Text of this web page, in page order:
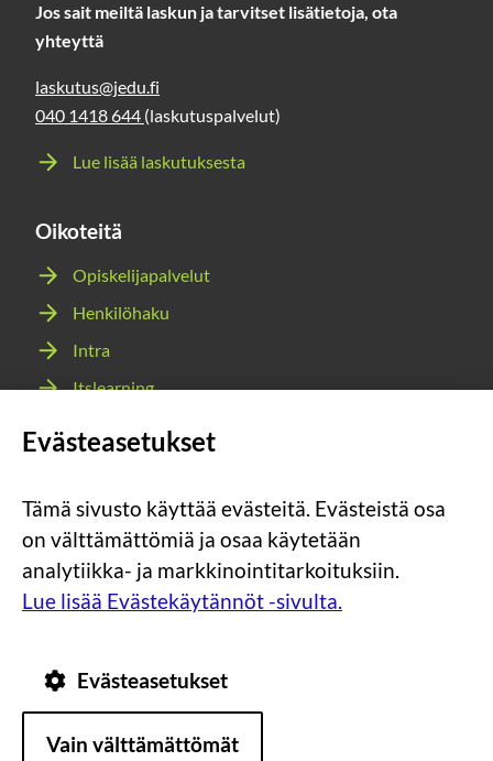
Jos sait meiltä laskun ja tarvitset lisätietoja, ota
yhteyttä
laskutus@jedu.fi
040 1418 644 (laskutuspalvelut)
Lue lisää laskutuksesta
Oikoteitä
Opiskelijapalvelut
Henkilöhaku
Intra
Itslearning
Sosiaalinen
media:
instagram
Sosiaalinen
media:
facebook
Sosiaalinen
media:
youtube
Sosiaalinen
media:
snapchat
Tietosuoja
Tietoa
Evästeasetukset
Tämä sivusto käyttää evästeitä. Evästeistä osa
on välttämättömiä ja osaa käytetään
analytiikka- ja markkinointitarkoituksiin.
Lue lisää Evästekäytännöt -sivulta.
Evästeasetukset
Vain välttämättömät